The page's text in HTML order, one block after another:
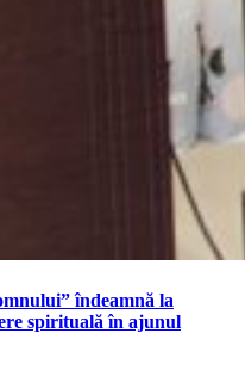
îndeamnă la
spirituală în ajunul